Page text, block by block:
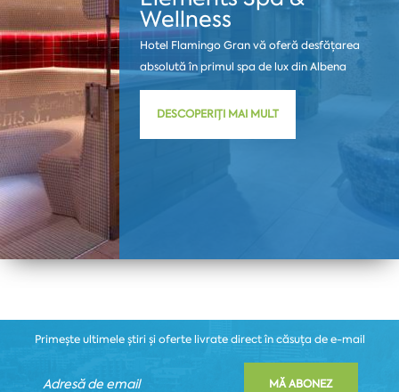
Wellness
Hotel Flamingo Gran vă oferă desfățarea
absolută în primul spa de lux din Albena
DESCOPERIȚI MAI MULT
Primește ultimele știri și oferte livrate direct în căsuța de e-mail
MĂ ABONEZ